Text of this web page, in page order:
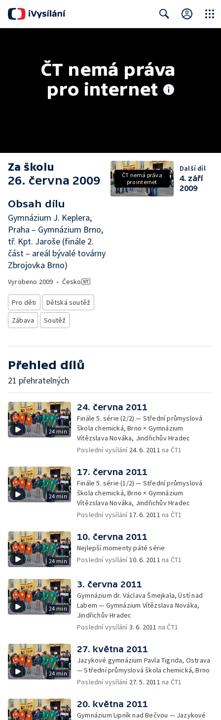
ČT nemá práva
pro internet
Za školu
26. června 2009
Obsah dílu
Gymnázium J. Keplera,
Praha – Gymnázium Brno,
tř. Kpt. Jaroše (finále 2.
část – areál bývalé továrny
Zbrojovka Brno)
Vyrobeno 2009 • Česko
Pro děti
Dětská soutěž
Zábava
Soutěž
ČT nemá práva
pro internet
Další díl
4. září
2009
Přehled dílů
21 přehratelných
24 min
24. června 2011
Finále 5. série (2/2) — Střední průmyslová
škola chemická, Brno × Gymnázium
Vítězslava Nováka, Jindřichův Hradec
Poslední vysílání 24. 6. 2011 na ČT1
24 min
17. června 2011
Finále 5. série (1/2) — Střední průmyslová
škola chemická, Brno × Gymnázium
Vítězslava Nováka, Jindřichův Hradec
Poslední vysílání17. 6. 2011 na ČT1
24 min
10. června 2011
Nejlepší momenty páté série
Poslední vysílání10. 6. 2011 na ČT1
24 min
3. června 2011
Gymnázium dr. Václava Šmejkala, Ústí nad
Labem — Gymnázium Vítězslava Nováka,
Jindřichův Hradec
Poslední vysílání3. 6. 2011 na ČT1
24 min
27. května 2011
Jazykové gymnázium Pavla Tigrida, Ostrava
— Střední průmyslová škola chemická, Brno
Poslední vysílání 27. 5. 2011 na ČT1
20. května 2011
Gymnázium Lipník nad Bečvou — Jazykové